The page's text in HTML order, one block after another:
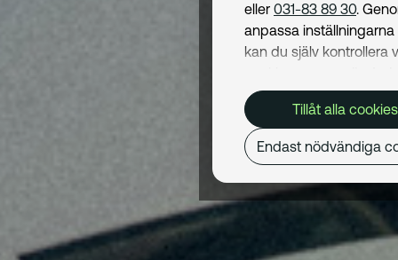
eller 031-83 89 30.
anpassa
kan du själv kontrollera
Cookiepolicykan du
om hur vi använder
och hur du kan undvika
Mer om behandling av
personuppgifter hittar
Dataskyddspolicy.
Nödvändiga
Tillåt alla cookies
Endast nödvändiga